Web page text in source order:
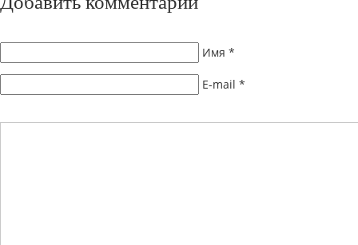
Имя *
E-mail *